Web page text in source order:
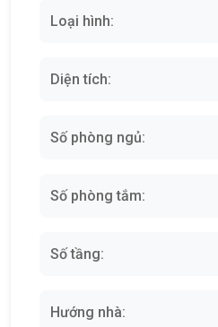
Loại hình:
Diện tích:
Số phòng ngủ:
Số phòng tắm:
Số tầng:
Hướng nhà: